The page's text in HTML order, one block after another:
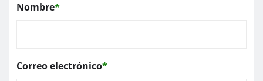
Nombre*
Correo electrónico*